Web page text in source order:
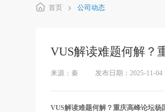
首页 公司动态
VUS解读难题何解？
来源：秦 发布日期：2025-11-04
VUS解读难题何解？重庆高峰论坛杨